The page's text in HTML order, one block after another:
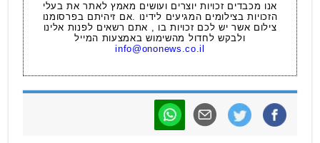
אנו מכבדים זכויות יוצרים ועושים מאמץ לאתר את בעלי
הזכויות בצילומים המגיעים לידינו .אם זיהיתם בפרסומנו
צילום אשר יש לכם זכויות בו , אתם רשאים לפנות אלינו
ולבקש לחדול מהשימוש באמצעות המייל
info@ononews.co.il